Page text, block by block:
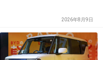
2026年8月9日